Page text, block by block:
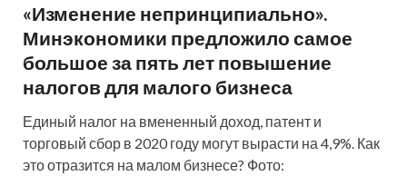
«Изменение непринципиально».
Минэкономики предложило самое
большое за пять лет повышение
налогов для малого бизнеса
Единый налог на вмененный доход, патент и
торговый сбор в 2020 году могут вырасти на 4,9%. Как
это отразится на малом бизнесе? Фото: